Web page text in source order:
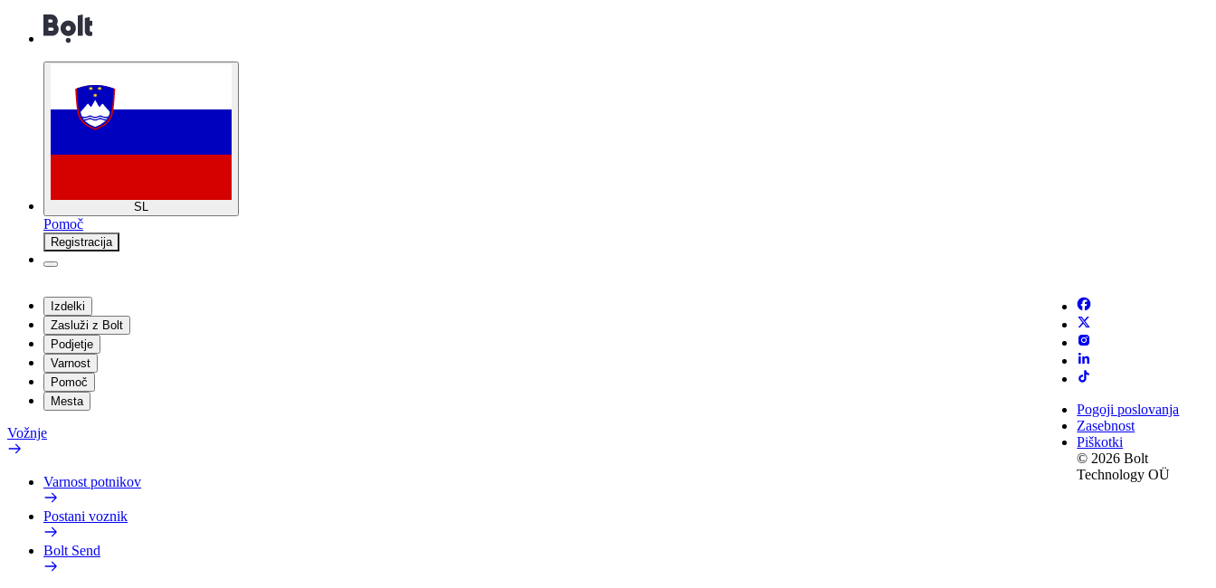
SL
Pomoč
Registracija
Izdelki
Zasluži z Bolt
Podjetje
Varnost
Pomoč
Mesta
Vožnje
Varnost potnikov
Postani voznik
Bolt Send
Pogoji poslovanja
Zasebnost
Piškotki
© 2026 Bolt
Technology OÜ